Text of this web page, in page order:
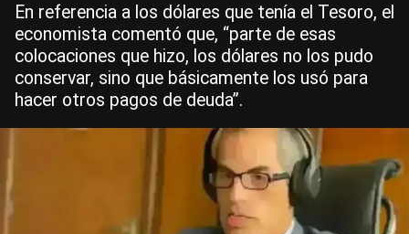
En referencia a los dólares que tenía el Tesoro, el
economista comentó que, “parte de esas
colocaciones que hizo, los dólares no los pudo
conservar, sino que básicamente los usó para
hacer otros pagos de deuda”.